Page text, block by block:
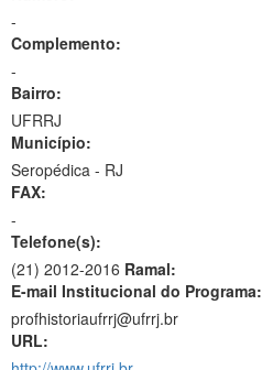
-
Complemento:
-
Bairro:
UFRRJ
Município:
Seropédica - RJ
FAX:
-
Telefone(s):
(21) 2012-2016 Ramal:
E-mail Institucional do Programa:
profhistoriaufrrj@ufrrj.br
URL: